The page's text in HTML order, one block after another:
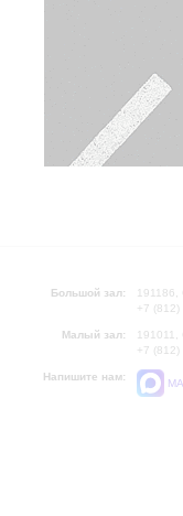
Большой зал:
191186,
+7
Малый зал:
191011,
+7
Напишите нам: